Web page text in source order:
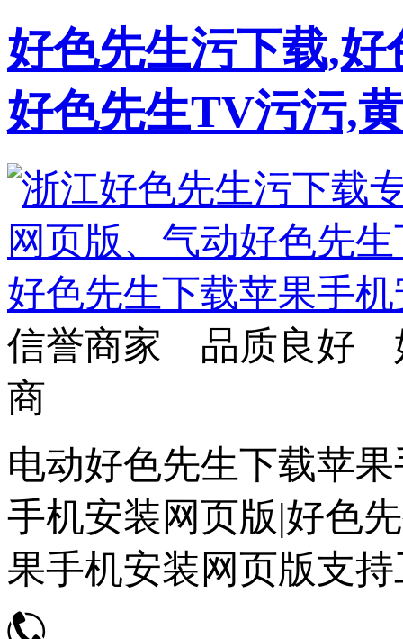
好色先生污下载,
好色先生TV污污,
信誉商家 品质良好
商
电动好色先生下载苹
手机安装网页版|好色
果手机安装网页版支